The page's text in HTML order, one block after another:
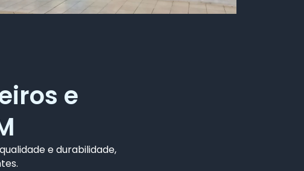
e
e durabilidade,